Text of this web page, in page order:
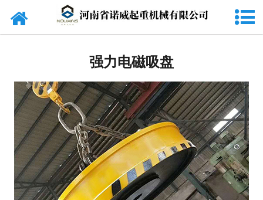
网站首页
货梯
电动葫芦
起重配件
电磁吸盘
强力电磁吸盘